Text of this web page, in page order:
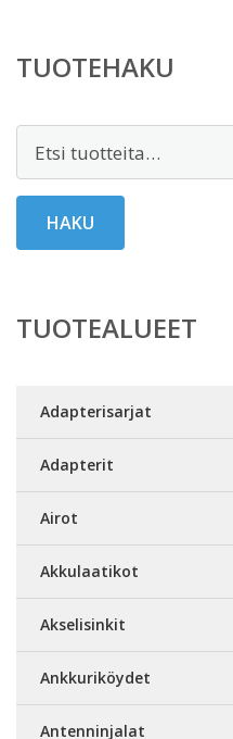
TUOTEHAKU
HAKU
TUOTEALUEET
Adapterisarjat
Adapterit
Airot
Akkulaatikot
Akselisinkit
Ankkuriköydet
Antenninjalat